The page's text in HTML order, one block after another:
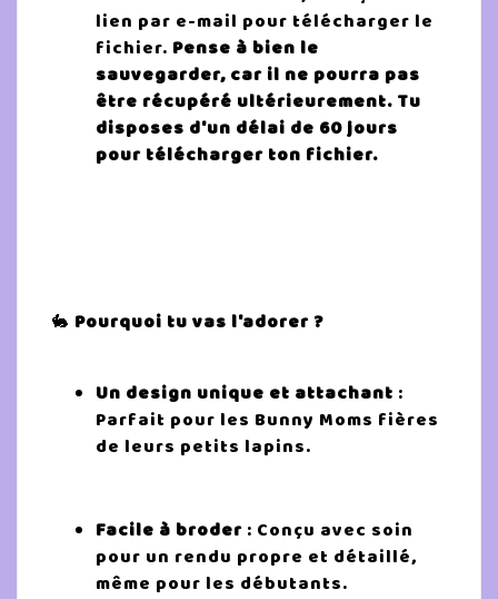
lien par e-mail pour télécharger le
fichier. Pense à bien le
sauvegarder, car il ne pourra pas
être récupéré ultérieurement. Tu
disposes d'un délai de 60 jours
pour télécharger ton fichier.
🐇 Pourquoi tu vas l'adorer ?
Un design unique et attachant :
Parfait pour les Bunny Moms fières
de leurs petits lapins.
Facile à broder : Conçu avec soin
pour un rendu propre et détaillé,
même pour les débutants.